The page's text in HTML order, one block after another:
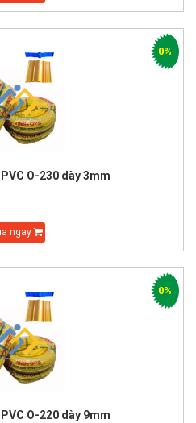
O-230 dày 3mm
ngay
0%
O-220 dày 9mm
0%